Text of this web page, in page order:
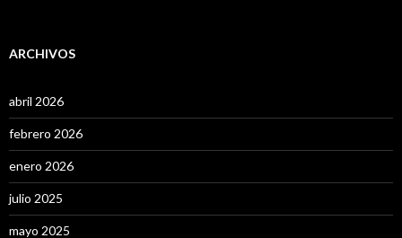
ARCHIVOS
abril 2026
febrero 2026
enero 2026
julio 2025
mayo 2025